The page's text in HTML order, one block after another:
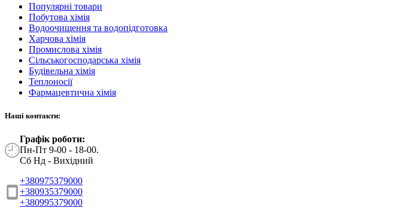
Популярні товари
Побутова хімія
Водоочищення та водопідготовка
Харчова хімія
Промислова хімія
Сільськогосподарська хімія
Будівельна хімія
Теплоносії
Фармацевтична хімія
Наші контакти:
Графік роботи:
Пн-Пт 9-00 - 18-00.
Сб Нд - Вихідний
+380975379000
+380935379000
+380995379000